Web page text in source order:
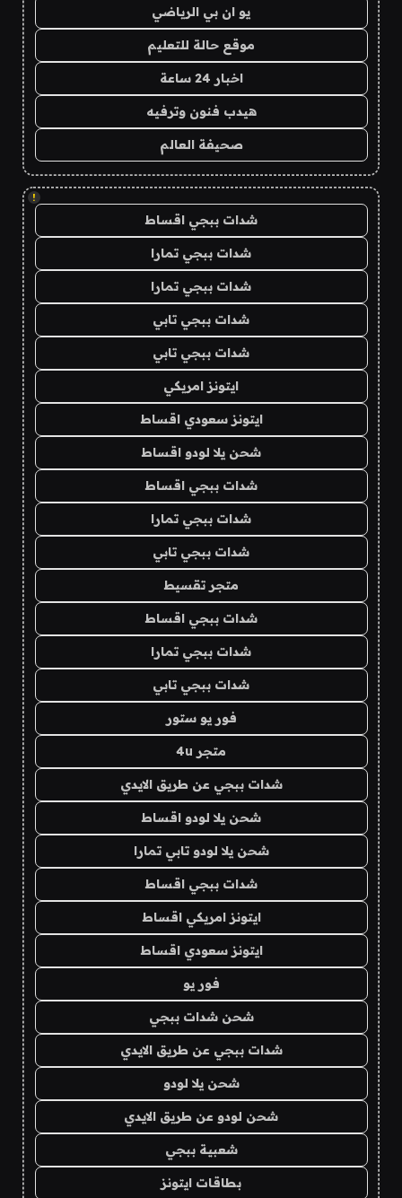
يو ان بي الرياضي
موقع حالة للتعليم
اخبار 24 ساعة
هيدب فنون وترفيه
صحيفة العالم
!
شدات ببجي اقساط
شدات ببجي تمارا
شدات ببجي تمارا
شدات ببجي تابي
شدات ببجي تابي
ايتونز امريكي
ايتونز سعودي اقساط
شحن يلا لودو اقساط
شدات ببجي اقساط
شدات ببجي تمارا
شدات ببجي تابي
متجر تقسيط
شدات ببجي اقساط
شدات ببجي تمارا
شدات ببجي تابي
فور يو ستور
متجر 4u
شدات ببجي عن طريق الايدي
شحن يلا لودو اقساط
شحن يلا لودو تابي تمارا
شدات ببجي اقساط
ايتونز امريكي اقساط
ايتونز سعودي اقساط
فور يو
شحن شدات ببجي
شدات ببجي عن طريق الايدي
شحن يلا لودو
شحن لودو عن طريق الايدي
شعبية ببجي
بطاقات ايتونز